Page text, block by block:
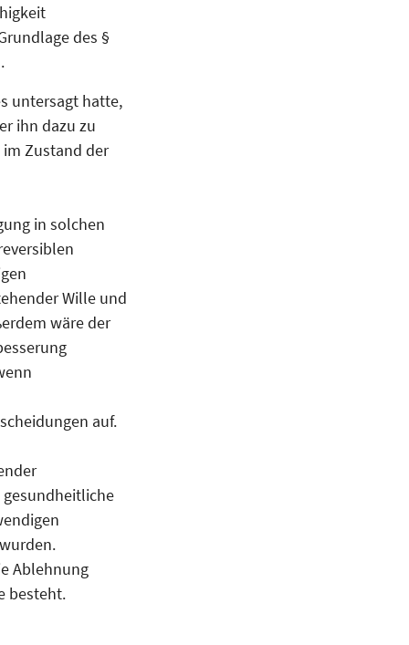
des §
untersagt hatte,
ihn dazu zu
Zustand der
in solchen
Wille und
wäre der
auf.
Ablehnung
besteht.